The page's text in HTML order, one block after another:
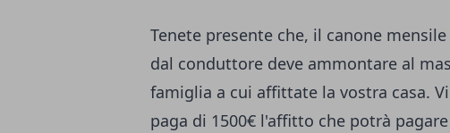
Tenete presente che, il canone
dal conduttore deve ammontare al
famiglia a cui affittate la vostra casa.
paga di 1500€ l'affitto che potrà